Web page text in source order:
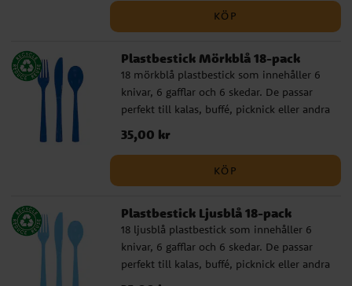
gafflar och 6 skedar ✔️ Återanvändbara och
KÖP
Plastbestick Mörkblå 18-pack
18 mörkblå plastbestick som innehåller 6
knivar, 6 gafflar och 6 skedar. De passar
perfekt till kalas, buffé, picknick eller andra
tillfällen där du vill duka enkelt, praktiskt
och färgglatt. ✔️ Innehåller 6 knivar, 6
Pris:35,00 kr
35,00 kr
KÖP
Plastbestick Ljusblå 18-pack
18 ljusblå plastbestick som innehåller 6
knivar, 6 gafflar och 6 skedar. De passar
perfekt till kalas, buffé, picknick eller andra
tillfällen där du vill duka enkelt, praktiskt